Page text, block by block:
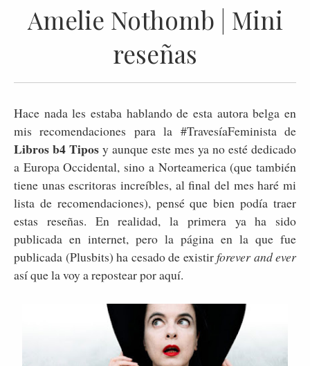
Amelie Nothomb | Mini
reseñas
Hace nada les estaba hablando de esta autora belga en
mis recomendaciones para la #TravesíaFeminista de
Libros b4 Tipos y aunque este mes ya no esté dedicado
a Europa Occidental, sino a Norteamerica (que también
tiene unas escritoras increíbles, al final del mes haré mi
lista de recomendaciones), pensé que bien podía traer
estas reseñas. En realidad, la primera ya ha sido
publicada en internet, pero la página en la que fue
publicada (Plusbits) ha cesado de existirforever and ever
así que la voy a repostear por aquí.